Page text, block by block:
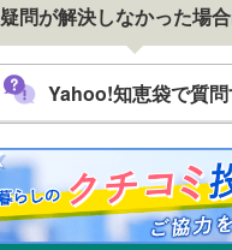
疑問が解決しなかった場
Yahoo!知恵袋で質問